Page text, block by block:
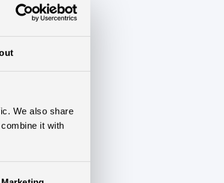
We also share
it with
röda